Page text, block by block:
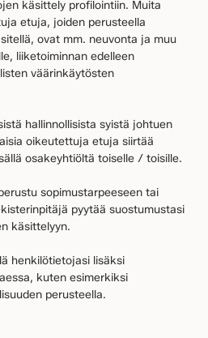
käsittely profilointiin. Muita
etuja, joiden perusteella
ovat mm. neuvonta ja muu
liiketoiminnan edelleen
väärinkäytösten
hallinnollisista syistä johtuen
oikeutettuja etuja siirtää
osakeyhtiöltä toiselle / toisille.
sopimustarpeeseen tai
pyytää suostumustasi
käsittelyyn.
henkilötietojasi lisäksi
kuten esimerkiksi
perusteella.